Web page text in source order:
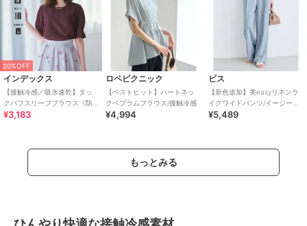
20%OFF
インデックス
【接触冷感／吸水速乾】タッ
クパフスリーブブラウス《防
シワ／洗濯機OK／XS～3L／
¥3,183
ロペピクニック
【ベストヒット】ハートネッ
クペプラムブラウス/接触冷感
¥4,994
ビス
【新色追加】美easyリネンラ
イクワイドパンツ/イージーケ
ア・接触冷感・セットアップ
¥5,489
もっとみる